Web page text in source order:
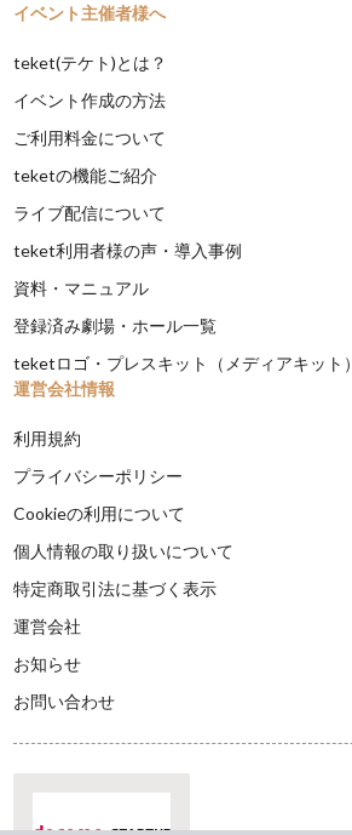
イベント主催者様へ
teket(テケト)とは？
イベント作成の方法
ご利用料金について
teketの機能ご紹介
ライブ配信について
teket利用者様の声・導入事例
資料・マニュアル
登録済み劇場・ホール一覧
teketロゴ・プレスキット（メディアキット）
運営会社情報
利用規約
プライバシーポリシー
Cookieの利用について
個人情報の取り扱いについて
特定商取引法に基づく表示
運営会社
お知らせ
お問い合わせ